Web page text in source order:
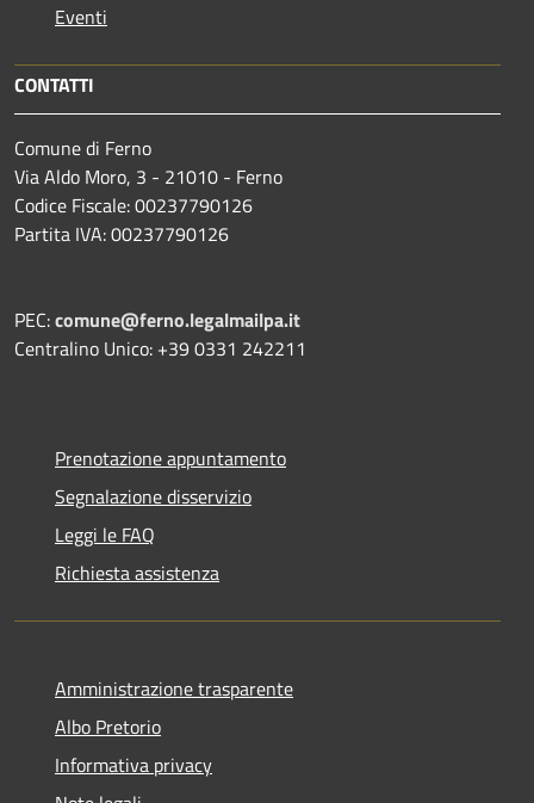
Eventi
CONTATTI
Comune di Ferno
Via Aldo Moro, 3 - 21010 - Ferno
Codice Fiscale: 00237790126
Partita IVA: 00237790126
PEC:comune@ferno.legalmailpa.it
Centralino Unico: +39 0331 242211
Prenotazione appuntamento
Segnalazione disservizio
Leggi le FAQ
Richiesta assistenza
Amministrazione trasparente
Albo Pretorio
Informativa privacy